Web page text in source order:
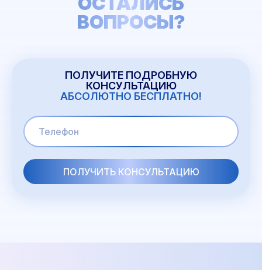
ВОПРОСЫ?
ПОЛУЧИТЕ ПОДРОБНУЮ
КОНСУЛЬТАЦИЮ
АБСОЛЮТНО БЕСПЛАТНО!